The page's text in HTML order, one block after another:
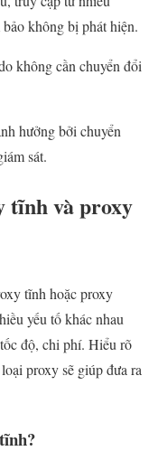
không bị phát hiện.
không cần chuyển đổi
hưởng bởi chuyển
sát.
tĩnh và proxy
tĩnh hoặc proxy
yếu tố khác nhau
độ, chi phí. Hiểu rõ
proxy sẽ giúp đưa ra